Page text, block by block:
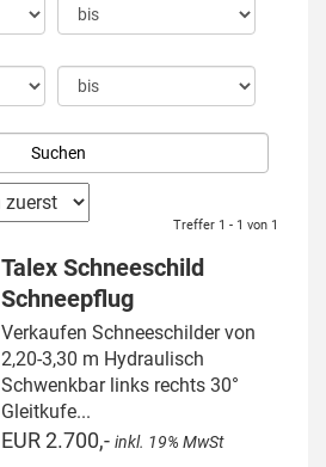
Treffer 1 - 1 von 1
Talex Schneeschild
Schneepflug
Verkaufen Schneeschilder von
2,20-3,30 m Hydraulisch
Schwenkbar links rechts 30°
Gleitkufe...
EUR 2.700,- inkl. 19% MwSt